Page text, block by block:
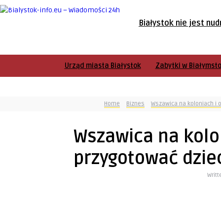
Białystok nie jest
Urząd miasta Białystok Zabytki w
Home Biznes Wszawica na koloniach i
Wszawica na
przygotować